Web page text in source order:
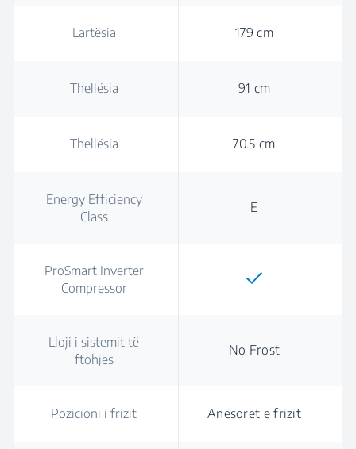
Lartësia 179 cm
Thellësia 91 cm
Thellësia 70.5 cm
Energy Efficiency
Class
E
ProSmart Inverter
Compressor
Lloji i sistemit të
ftohjes
No Frost
Pozicioni i frizit Anësoret e frizit